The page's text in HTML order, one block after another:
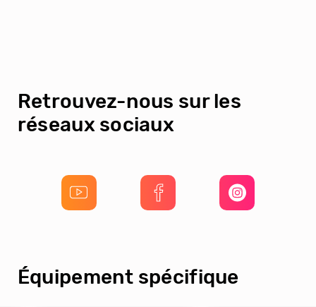
Équipement spécifique
Retrouvez-nous sur les
réseaux sociaux